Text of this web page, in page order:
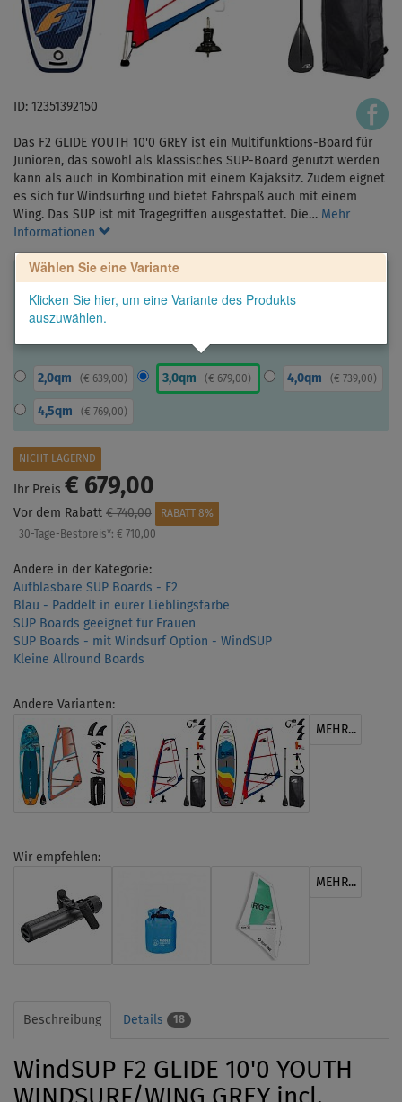
ID: 12351392150
Das F2 GLIDE YOUTH 10'0 GREY ist ein Multifunktions-Board für
Junioren, das sowohl als klassisches SUP-Board genutzt werden
kann als auch in Kombination mit einem Kajaksitz. Zudem eignet
es sich für Windsurfing und bietet Fahrspaß auch mit einem
Wing. Das SUP ist mit Tragegriffen ausgestattet. Die… Mehr
Informationen
Wählen Sie eine Variante
Klicken Sie hier, um eine Variante des Produkts
auszuwählen.
2,0qm ( € 639,00) 3,0qm (€ 679,00) 4,0qm ( € 739,00)
4,5qm ( € 769,00)
NICHT LAGERND
Ihr Preis € 679,00
Vor dem Rabatt € 740,00
RABATT 8%
30-Tage-Bestpreis*: € 710,00
Andere in der Kategorie:
Aufblasbare SUP Boards - F2
Blau - Paddelt in eurer Lieblingsfarbe
SUP Boards geeignet für Frauen
SUP Boards - mit Windsurf Option - WindSUP
Kleine Allround Boards
Andere Varianten:
MEHR...
Wir empfehlen:
MEHR...
Beschreibung Details 18
WindSUP F2 GLIDE 10'0 YOUTH